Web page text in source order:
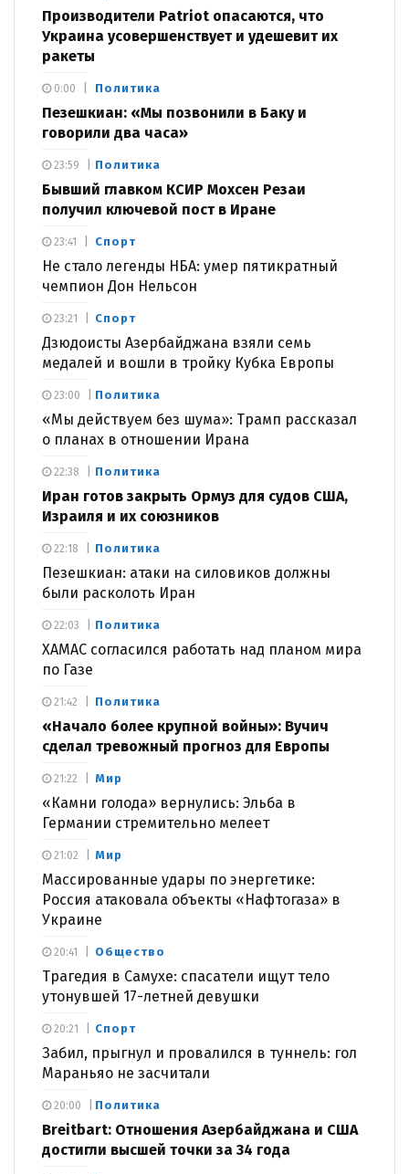
Производители Patriot опасаются, что
Украина усовершенствует и удешевит их
ракеты
Политика
Пезешкиан: «Мы позвонили в Баку и
говорили два часа»
0:00
Политика
Бывший главком КСИР Мохсен Резаи
получил ключевой пост в Иране
23:59
Спорт
Не стало легенды НБА: умер пятикратный
чемпион Дон Нельсон
23:41
Спорт
Дзюдоисты Азербайджана взяли семь
медалей и вошли в тройку Кубка Европы
23:21
Политика
«Мы действуем без шума»: Трамп рассказал
о планах в отношении Ирана
23:00
Политика
Иран готов закрыть Ормуз для судов США,
Израиля и их союзников
22:38
Политика
Пезешкиан: атаки на силовиков должны
были расколоть Иран
22:18
Политика
ХАМАС согласился работать над планом мира
по Газе
22:03
Политика
«Начало более крупной войны»: Вучич
сделал тревожный прогноз для Европы
21:42
Мир
«Камни голода» вернулись: Эльба в
Германии стремительно мелеет
21:22
Мир
Массированные удары по энергетике:
Россия атаковала объекты «Нафтогаза» в
Украине
21:02
Общество
Трагедия в Самухе: спасатели ищут тело
утонувшей 17-летней девушки
20:41
Спорт
Забил, прыгнул и провалился в туннель: гол
Мараньяо не засчитали
20:21
Политика
Breitbart: Отношения Азербайджана и США
достигли высшей точки за 34 года
20:00